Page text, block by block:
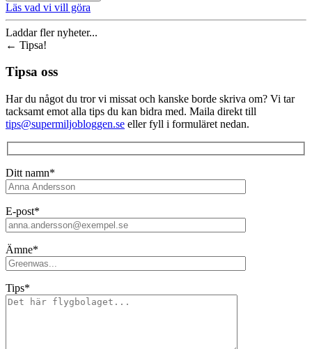
Läs vad vi vill göra
Laddar fler nyheter...
← Tipsa!
Tipsa oss
Har du något du tror vi missat och kanske borde skriva om? Vi tar
tacksamt emot alla tips du kan bidra med. Maila direkt till
tips@supermiljobloggen.se eller fyll i formuläret nedan.
Ditt namn*
E-post*
Ämne*
Tips*